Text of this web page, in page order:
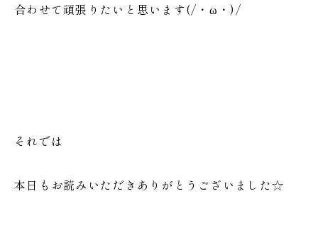
合わせて頑張りたいと思います(/・ω・)/
それでは
本日もお読みいただきありがとうございました☆